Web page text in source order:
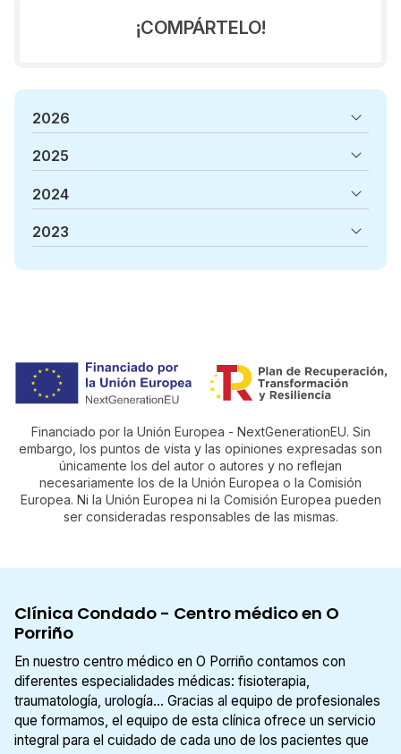
¡COMPÁRTELO!
2026
2025
2024
2023
Financiado por la Unión Europea - NextGenerationEU. Sin
embargo, los puntos de vista y las opiniones expresadas son
únicamente los del autor o autores y no reflejan
necesariamente los de la Unión Europea o la Comisión
Europea. Ni la Unión Europea ni la Comisión Europea pueden
ser consideradas responsables de las mismas.
Clínica Condado - Centro médico en O
Porriño
En nuestro centro médico en O Porriño contamos con
diferentes especialidades médicas: fisioterapia,
traumatología, urología... Gracias al equipo de profesionales
que formamos, el equipo de esta clínica ofrece un servicio
integral para el cuidado de cada uno de los pacientes que